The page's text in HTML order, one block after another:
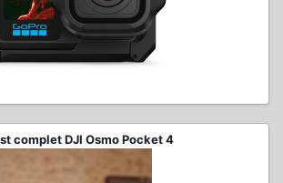
complet DJI Osmo Pocket 4